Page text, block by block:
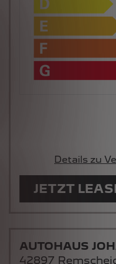
JETZT
AUTOHAUS
42897
Impressum